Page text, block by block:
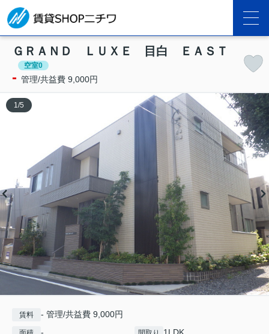
ＧＲＡＮＤ ＬＵＸＥ 目白 ＥＡＳＴ
空室0
- 管理/共益費 9,000円
1 /5
賃料 - 管理/共益費 9,000円